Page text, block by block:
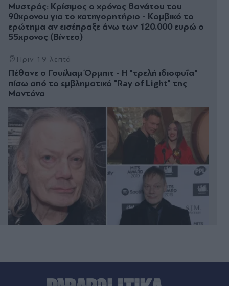
Μυστράς: Κρίσιμος ο χρόνος θανάτου του
90χρονου για το κατηγορητήριο - Κομβικό το
ερώτημα αν εισέπραξε άνω των 120.000 ευρώ ο
55χρονος (Βίντεο)
Πριν 19 λεπτά
Πέθανε ο Γουίλιαμ Όρμπιτ - Η "τρελή ιδιοφυΐα"
πίσω από το εμβληματικό "Ray of Light" της
Μαντόνα
σπασμένο παράθυρο - "Ένα κομμάτι του